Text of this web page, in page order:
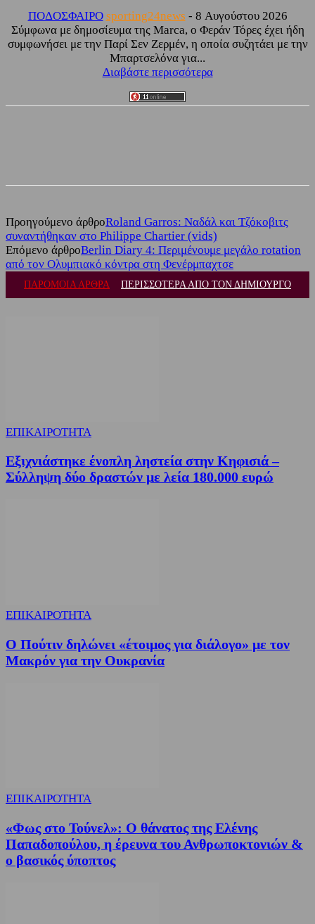
ΠΟΔΟΣΦΑΙΡΟ sporting24news - 8 Αυγούστου 2026
Σύμφωνα με δημοσίευμα της Marca, ο Φεράν Τόρες έχει ήδη
συμφωνήσει με την Παρί Σεν Ζερμέν, η οποία συζητάει με την
Μπαρτσελόνα για...
Διαβάστε περισσότερα
Προηγούμενο άρθροRoland Garros: Ναδάλ και Τζόκοβιτς
συναντήθηκαν στο Philippe Chartier (vids)
Επόμενο άρθροBerlin Diary 4: Περιμένουμε μεγάλο rotation
από τον Ολυμπιακό κόντρα στη Φενέρμπαχτσε
ΠΑΡΟΜΟΙΑ ΑΡΘΡΑ ΠΕΡΙΣΣΟΤΕΡΑ ΑΠΟ ΤΟΝ ΔΗΜΙΟΥΡΓΟ
ΕΠΙΚΑΙΡΟΤΗΤΑ
Εξιχνιάστηκε ένοπλη ληστεία στην Κηφισιά –
Σύλληψη δύο δραστών με λεία 180.000 ευρώ
ΕΠΙΚΑΙΡΟΤΗΤΑ
Ο Πούτιν δηλώνει «έτοιμος για διάλογο» με τον
Μακρόν για την Ουκρανία
ΕΠΙΚΑΙΡΟΤΗΤΑ
«Φως στο Τούνελ»: Ο θάνατος της Ελένης
Παπαδοπούλου, η έρευνα του Ανθρωποκτονιών &
ο βασικός ύποπτος